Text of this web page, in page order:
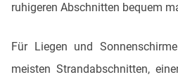
ruhigeren Abschnitten bequem
Für Liegen und
meisten Strandabschnitten,